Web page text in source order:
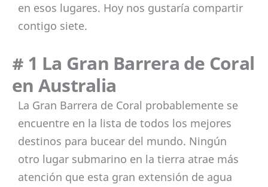
en esos lugares. Hoy nos gustaría compartir
contigo siete.
# 1 La Gran Barrera de Coral
en Australia
La Gran Barrera de Coral probablemente se
encuentre en la lista de todos los mejores
destinos para bucear del mundo. Ningún
otro lugar submarino en la tierra atrae más
atención que esta gran extensión de agua